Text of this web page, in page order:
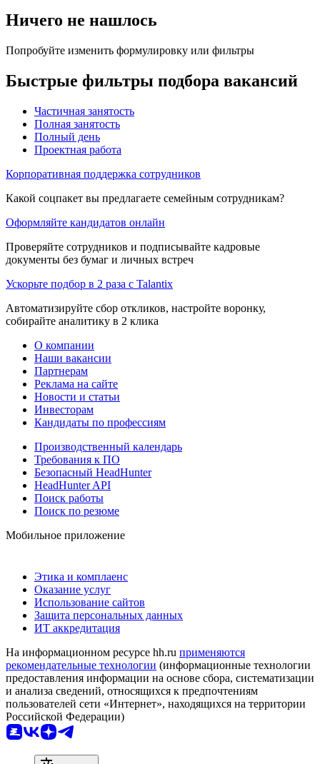
Ничего не нашлось
Попробуйте изменить формулировку или фильтры
Быстрые фильтры подбора вакансий
Частичная занятость
Полная занятость
Полный день
Проектная работа
Корпоративная поддержка сотрудников
Какой соцпакет вы предлагаете семейным сотрудникам?
Оформляйте кандидатов онлайн
Проверяйте сотрудников и подписывайте кадровые
документы без бумаг и личных встреч
Ускорьте подбор в 2 раза с Talantix
Автоматизируйте сбор откликов, настройте воронку,
собирайте аналитику в 2 клика
О компании
Наши вакансии
Партнерам
Реклама на сайте
Новости и статьи
Инвесторам
Кандидаты по профессиям
Производственный календарь
Требования к ПО
Безопасный HeadHunter
HeadHunter API
Поиск работы
Поиск по резюме
Мобильное приложение
Этика и комплаенс
Оказание услуг
Использование сайтов
Защита персональных данных
ИТ аккредитация
На информационном ресурсе hh.ru применяются
рекомендательные технологии (информационные технологии
предоставления информации на основе сбора, систематизации
и анализа сведений, относящихся к предпочтениям
пользователей сети «Интернет», находящихся на территории
Российской Федерации)